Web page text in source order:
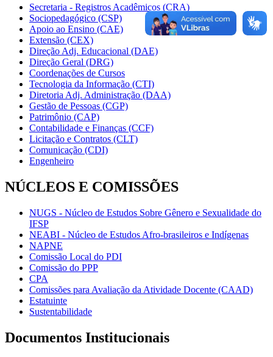
Secretaria - Registros Acadêmicos (CRA)
Sociopedagógico (CSP)
Apoio ao Ensino (CAE)
Extensão (CEX)
Direção Adj. Educacional (DAE)
Direção Geral (DRG)
Coordenações de Cursos
Tecnologia da Informação (CTI)
Diretoria Adj. Administração (DAA)
Gestão de Pessoas (CGP)
Patrimônio (CAP)
Contabilidade e Finanças (CCF)
Licitação e Contratos (CLT)
Comunicação (CDI)
Engenheiro
NÚCLEOS E COMISSÕES
NUGS - Núcleo de Estudos Sobre Gênero e Sexualidade do
IFSP
NEABI - Núcleo de Estudos Afro-brasileiros e Indígenas
NAPNE
Comissão Local do PDI
Comissão do PPP
CPA
Comissões para Avaliação da Atividade Docente (CAAD)
Estatuinte
Sustentabilidade
Documentos Institucionais